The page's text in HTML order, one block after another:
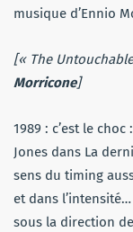
musique d’Ennio
[« The
Morricone]
1989 : c’est le
Jones dans La
sens du timing
et dans
sous la direction